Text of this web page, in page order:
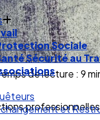
Sociale
Sécurité au
et
de lecture : 9